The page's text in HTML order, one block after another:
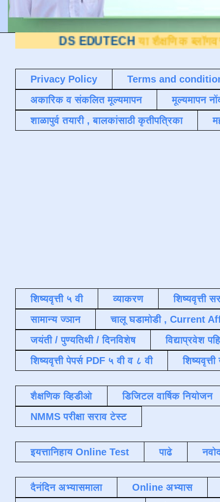
EDUTECH या शैक्षणिक ब्लॉगवर आपले
Privacy Policy
Terms and
अकारिक व संकलित मूल्यमापन
मूल्यमापन
शाळापुर्व तयारी , बालकांसाठी कृतीपत्रिका
शिष्यवृत्ती ५ वी व्याकरण
शिष्यवृत्ती
सामान्य ज्ञान
चालू घडामोडी , Current
जयंती / पुण्यतिथी / दिनविशेष
विद्याप्रवेश
शिष्यवृत्ती पेपर्स PDF ५ वी व ८ वी
शैक्षणिक व्हिडीओ
डिजिटल वार्षिक नियोजन
NMMS परीक्षा सराव टेस्ट
इयत्तानिहाय Online Test पाढे
दैनंदिन अभ्यासमाला
Online अभ्यास